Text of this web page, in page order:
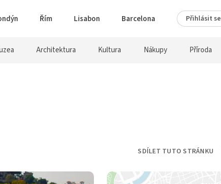
Řím Lisabon Barcelona Přihlásit se
Architektura Kultura Nákupy Příroda
SDÍLET TUTO STRÁNKU